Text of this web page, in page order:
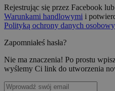
Rejestrując się przez Facebook
Warunkami handlowymi i
Polityką ochrony danych
Zapomniałeś hasła?
Nie ma znaczenia! Po prostu
wyślemy Ci link do utworzenia